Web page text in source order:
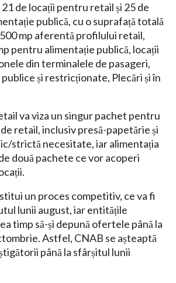
de locații pentru retail și 25 de
publică, cu o suprafață totală
mp aferentă profilului retail,
pentru alimentație publică, locații
din terminalele de pasageri,
și restricționate, Plecări și în
va viza un singur pachet pentru
retail, inclusiv presă-papetărie și
strictă necesitate, iar alimentația
două pachete ce vor acoperi
un proces competitiv, ce va fi
lunii august, iar entitățile
timp să-și depună ofertele până la
Astfel, CNAB se așteaptă
până la sfârșitul lunii